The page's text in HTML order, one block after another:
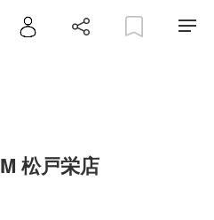
松戸栄店